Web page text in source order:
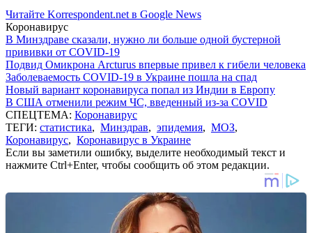
Читайте Korrespondent.net в Google News
Коронавирус
В Минздраве сказали, нужно ли больше одной бустерной
прививки от COVID-19
Подвид Омикрона Arcturus впервые привел к гибели человека
Заболеваемость COVID-19 в Украине пошла на спад
Новый вариант коронавируса попал из Индии в Европу
В США отменили режим ЧС, введенный из-за COVID
СПЕЦТЕМА: Коронавирус
ТЕГИ: статистика, Минздрав, эпидемия, МОЗ,
Коронавирус, Коронавирус в Украине
Если вы заметили ошибку, выделите необходимый текст и
нажмите Ctrl+Enter, чтобы сообщить об этом редакции.